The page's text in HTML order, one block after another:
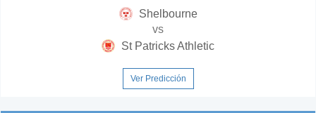
Shelbourne
vs
St Patricks Athletic
Ver Predicción